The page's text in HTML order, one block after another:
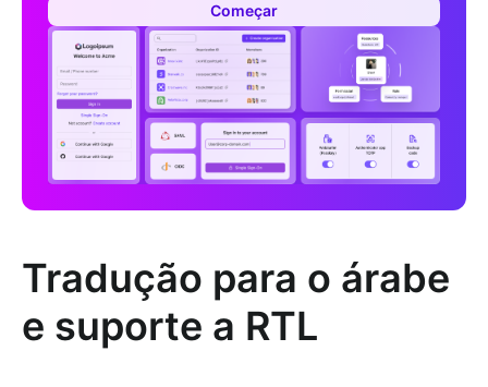
Começar
Tradução para o árabe
e suporte a RTL